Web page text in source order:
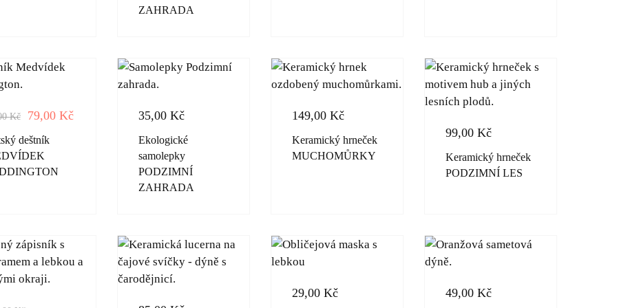
ZAHRADA
Kč 79,00 Kč
deštník
35,00 Kč
Ekologické
samolepky
PODZIMNÍ
ZAHRADA
149,00 Kč
Keramický hrneček
MUCHOMŮRKY
99,00 Kč
Keramický hrneček
PODZIMNÍ LES
29,00 Kč 49,00 Kč